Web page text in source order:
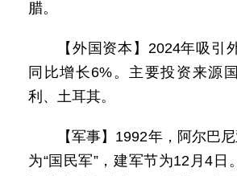
腊。
【外国资本】2024年吸引
同比增长6%。主要投资来源
利、土耳其。
【军事】1992年，阿尔巴
为“国民军”，建军节为12月4日